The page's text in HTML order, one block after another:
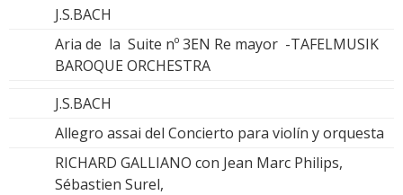
J.S.BACH
Aria de la Suite nº 3EN Re mayor -TAFELMUSIK
BAROQUE ORCHESTRA
J.S.BACH
Allegro assai del Concierto para violín y orquesta
RICHARD GALLIANO con Jean Marc Philips,
Sébastien Surel,